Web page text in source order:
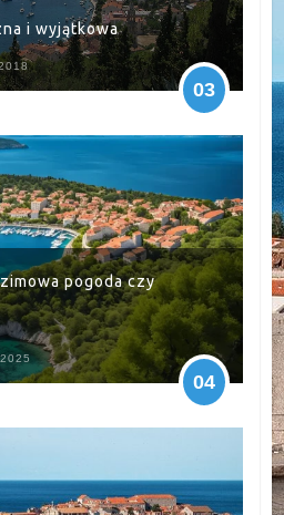
i wyjątkowa
03
pogoda czy
04